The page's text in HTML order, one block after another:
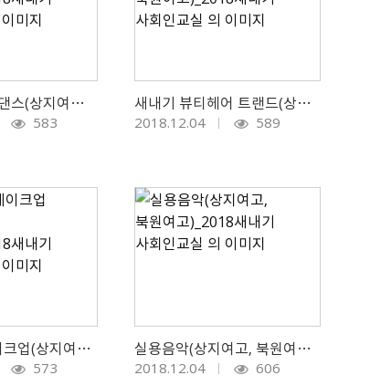
방송댄스,줌바댄스(상지여고, 북원여고)_2018새내기 사회인교실
583
새내기 뷰티헤어 트랜드(상지여고, 북원여고)_2018새내기 사회인교실
2018.12.04 589
피부관리&메이크업(상지여고, 북원여고)_2018새내기 사회인교실
573
실용음악(상지여고, 북원여고)_2018새내기 사회인교실
2018.12.04 606